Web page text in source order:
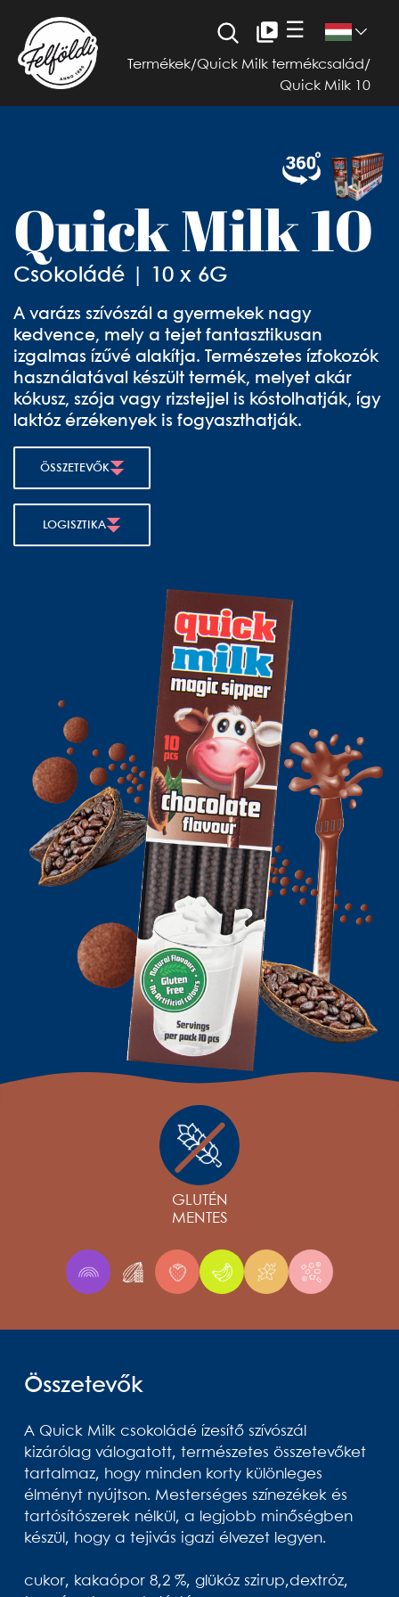
☰
Termékek/Quick Milk termékcsalád /
Quick Milk 10
Quick Milk 10
Csokoládé | 10 x 6G
A varázs szívószál a gyermekek nagy
kedvence, mely a tejet fantasztikusan
izgalmas ízűvé alakítja. Természetes ízfokozók
használatával készült termék, melyet akár
kókusz, szója vagy rizstejjel is kóstolhatják, így
laktóz érzékenyek is fogyaszthatják.
ÖSSZETEVŐK
LOGISZTIKA
GLUTÉN
MENTES
Összetevők
A Quick Milk csokoládé ízesítő szívószál
kizárólag válogatott, természetes összetevőket
tartalmaz, hogy minden korty különleges
élményt nyújtson. Mesterséges színezékek és
tartósítószerek nélkül, a legjobb minőségben
készül, hogy a tejivás igazi élvezet legyen.
cukor, kakaópor 8,2 %, glükóz szirup,dextróz,